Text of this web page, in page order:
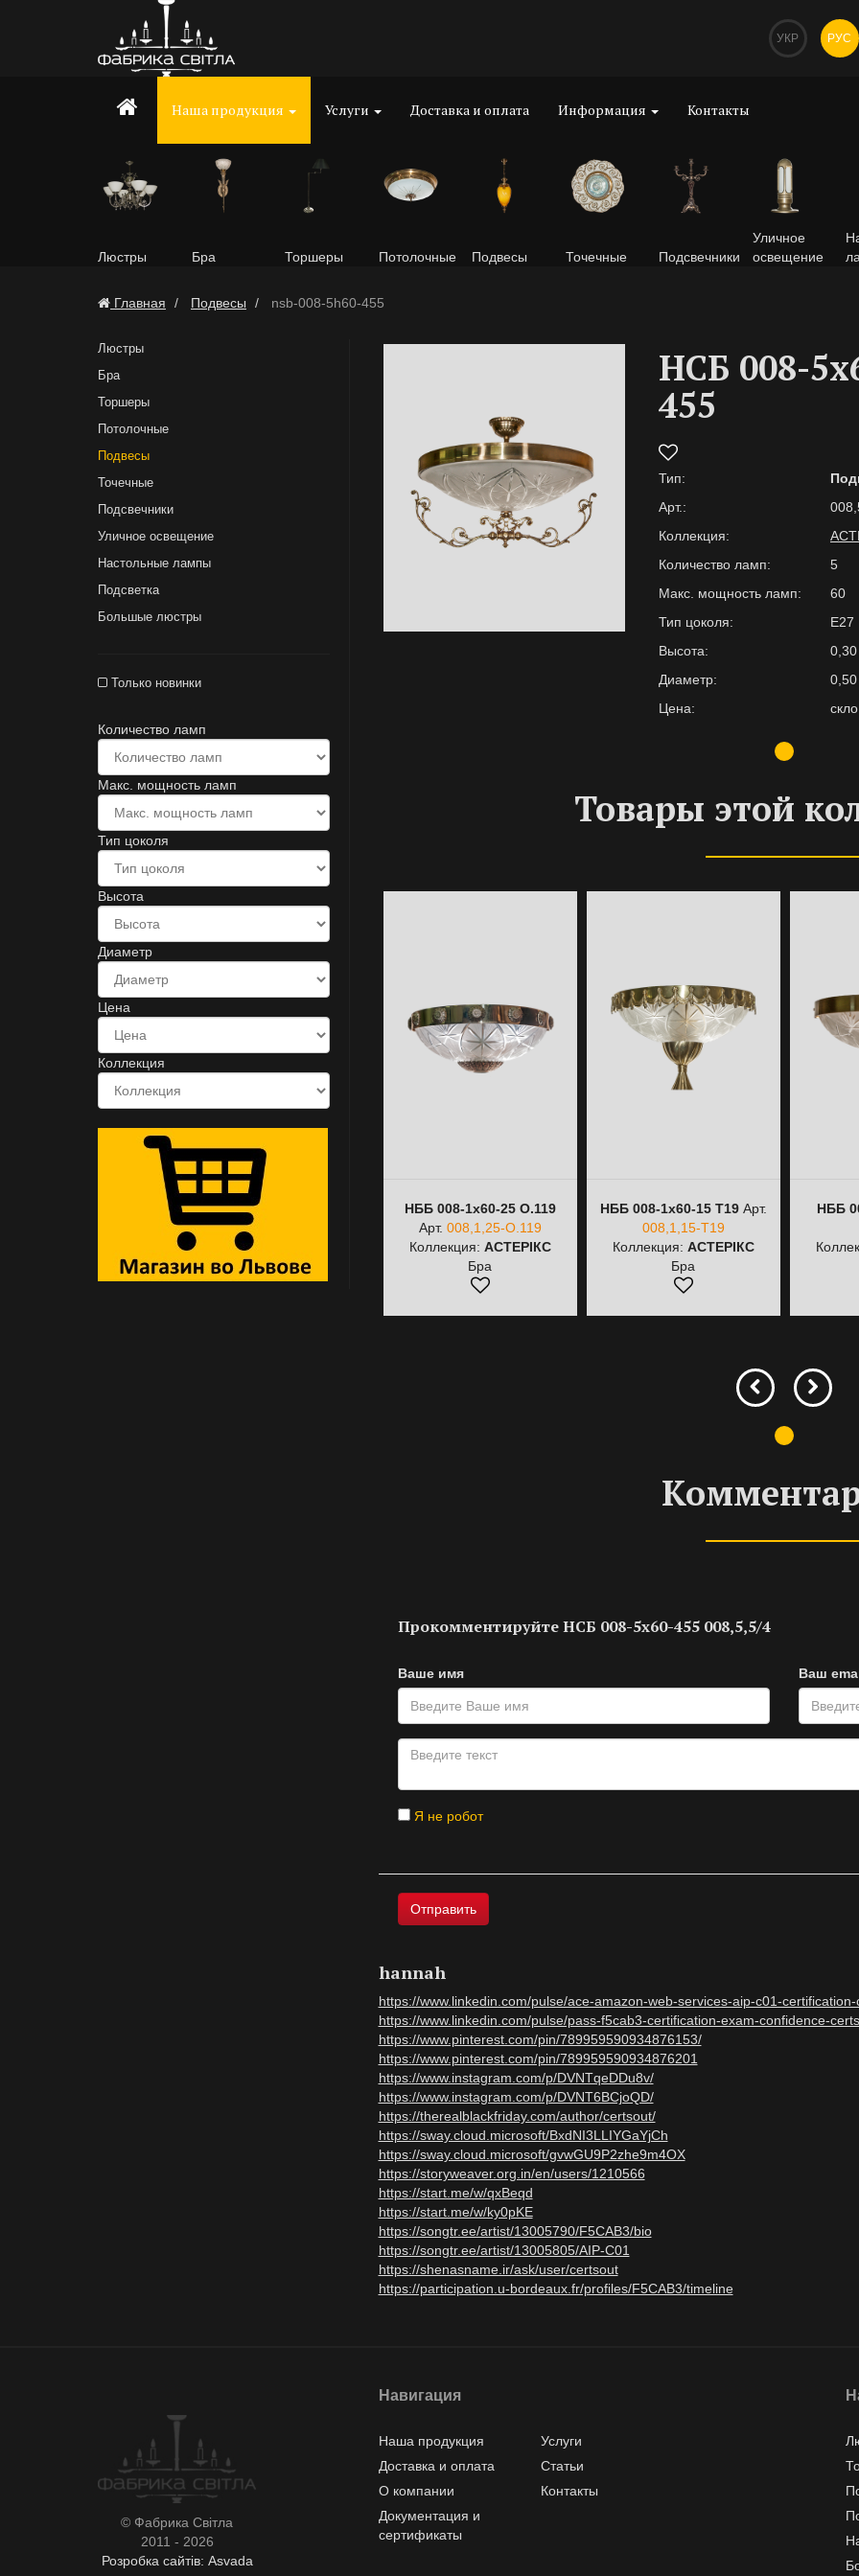
УКР РУС
Наша продукция Услуги Доставка и оплата Информация Контакты
Люстры Бра Торшеры Потолочные Подвесы Точечные Подсвечники
Уличное
освещение
Главная Подвесы nsb-008-5h60-455
Люстры
Бра
Торшеры
Потолочные
Подвесы
Точечные
Подсвечники
Уличное освещение
Настольные лампы
Подсветка
Большые люстры
Только новинки
Количество ламп
Макс. мощность ламп
Тип цоколя
Высота
Диаметр
Цена
Коллекция
НСБ 008-
455
Тип:
Арт.:
Коллекция:
Количество ламп:
5
Макс. мощность ламп:
60
Тип цоколя:
Е27
Высота:
0,30
Диаметр:
0,50
Цена:
скло
Товары этой
НББ 008-1х60-25 О.119
Арт. 008,1,25-О.119
Коллекция: АСТЕРІКС
Бра
НББ 008-1х60-15 Т19Арт.
008,1,15-Т19
Коллекция: АСТЕРІКС
Бра
НББ
Прокомментируйте НСБ 008-5х60-455 008,5,5/4
Ваше имя Ваш
Я не робот
hannah
https://www.linkedin.com/pulse/ace-amazon-web-services-aip-c01-
https://www.linkedin.com/pulse/pass-f5cab3-certification-exam-confidence-
https://www.pinterest.com/pin/789959590934876153/
https://www.pinterest.com/pin/789959590934876201
https://www.instagram.com/p/DVNTqeDDu8v/
https://www.instagram.com/p/DVNT6BCjoQD/
https://therealblackfriday.com/author/certsout/
https://sway.cloud.microsoft/BxdNI3LLIYGaYjCh
https://sway.cloud.microsoft/gvwGU9P2zhe9m4OX
https://storyweaver.org.in/en/users/1210566
https://start.me/w/qxBeqd
https://start.me/w/ky0pKE
https://songtr.ee/artist/13005790/F5CAB3/bio
https://songtr.ee/artist/13005805/AIP-C01
https://shenasname.ir/ask/user/certsout
https://participation.u-bordeaux.fr/profiles/F5CAB3/timeline
© Фабрика Світла
2011 - 2026
Розробка сайтів: Asvada
Навигация
Наша продукция
Услуги
Доставка и оплата
Статьи
О компании
Контакты
Документация и
сертификаты